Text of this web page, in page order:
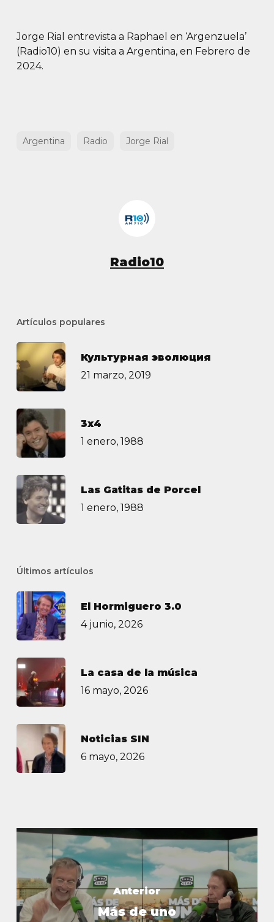
Jorge Rial entrevista a Raphael en ‘Argenzuela’
(Radio10) en su visita a Argentina, en Febrero de
2024.
Argentina Radio Jorge Rial
Radio10
Artículos populares
Культурная эволюция
21 marzo, 2019
3х4
1 enero, 1988
Las Gatitas de Porcel
1 enero, 1988
Últimos artículos
El Hormiguero 3.0
4 junio, 2026
La casa de la música
16 mayo, 2026
Noticias SIN
6 mayo, 2026
Anterior
Más de uno